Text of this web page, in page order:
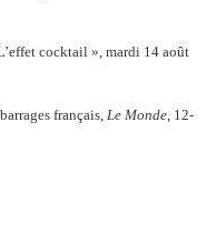
cocktail », mardi 14 août
français, Le Monde, 12-